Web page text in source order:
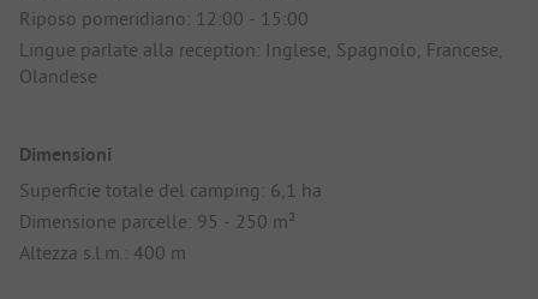
Riposo pomeridiano: 12:00 - 15:00
Lingue parlate alla reception: Inglese, Spagnolo, Francese,
Olandese
Dimensioni
Superficie totale del camping: 6,1 ha
Dimensione parcelle: 95 - 250 m²
Altezza s.l.m.: 400 m